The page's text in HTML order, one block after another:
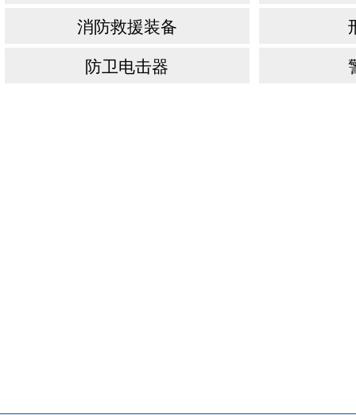
消防救援装备
防卫电击器